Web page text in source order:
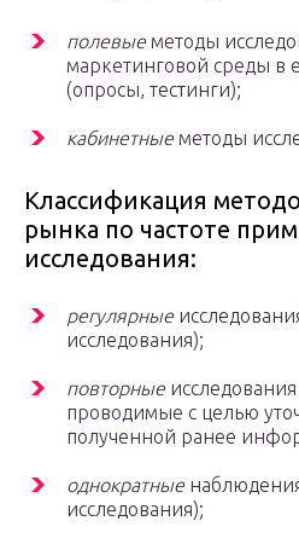
полевыеметоды
маркетинговой среды в
(опросы, тестинги);
кабинетныеметоды
Классификация
рынка по частоте
исследования:
регулярные
исследования);
повторные
проводимые с целью
полученной ранее
однократные
исследования);